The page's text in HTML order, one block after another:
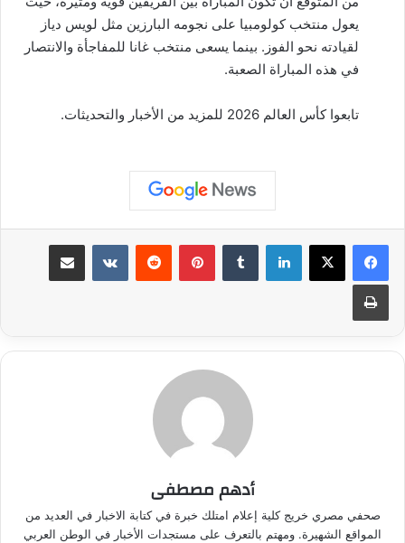
يعول منتخب كولومبيا على نجومه البارزين مثل لويس دياز
لقيادته نحو الفوز. بينما يسعى منتخب غانا للمفاجأة والانتصار
في هذه المباراة الصعبة.
تابعوا كأس العالم 2026 للمزيد من الأخبار والتحديثات.
لينكدإن بينتيريست مشاركة عبر البريد
طباعة
أدهم مصطفى
صحفي مصري خريج كلية إعلام امتلك خبرة في كتابة الاخبار في العديد من
المواقع الشهيرة. ومهتم بالتعرف على مستجدات الأخبار في الوطن العربي